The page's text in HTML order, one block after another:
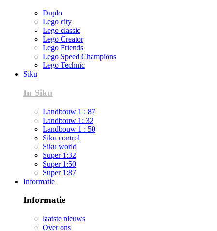
Duplo
Lego city
Lego classic
Lego Creator
Lego Friends
Lego Speed Champions
Lego Technic
Siku
In Siku
Landbouw 1 : 87
Landbouw 1: 32
Landbouw 1 : 50
Siku control
Siku world
Super 1:32
Super 1:50
Super 1:87
Informatie
Informatie
laatste nieuws
Over ons